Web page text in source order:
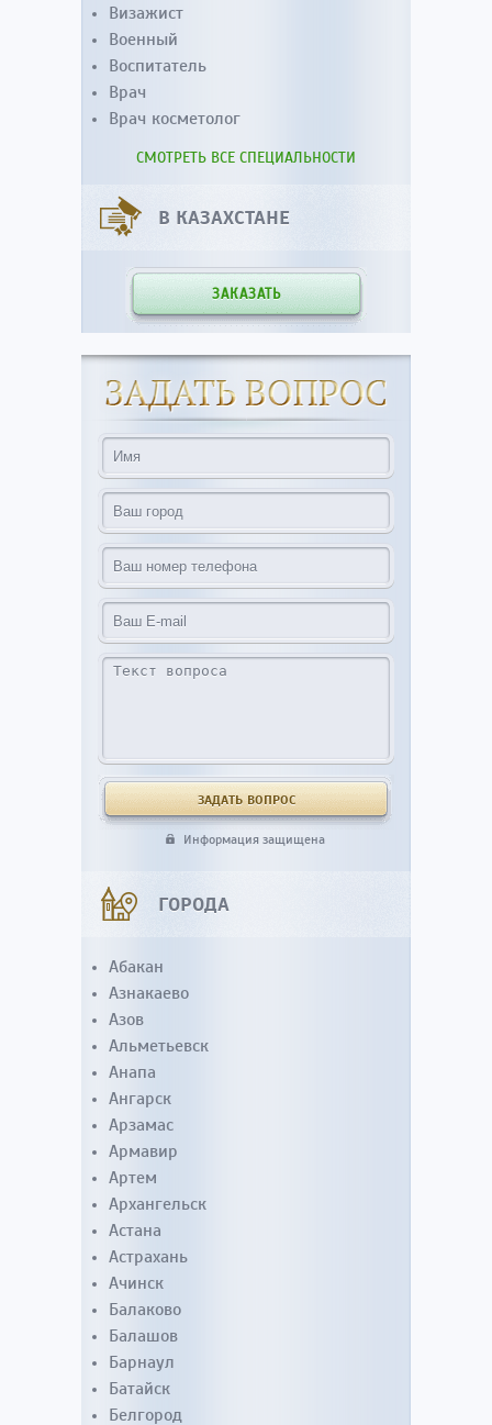
Визажист
Военный
Воспитатель
Врач
Врач косметолог
СМОТРЕТЬ ВСЕ СПЕЦИАЛЬНОСТИ
В КАЗАХСТАНЕ
ЗАКАЗАТЬ
Информация защищена
ГОРОДА
Абакан
Азнакаево
Азов
Альметьевск
Анапа
Ангарск
Арзамас
Армавир
Артем
Архангельск
Астана
Астрахань
Ачинск
Балаково
Балашов
Барнаул
Батайск
Белгород